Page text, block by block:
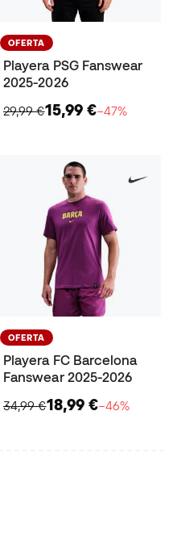
OFERTA
Playera PSG Fanswear
2025-2026
29,99 €15,99 €−47%
OFERTA
Playera FC Barcelona
Fanswear 2025-2026
34,99 €18,99 €−46%